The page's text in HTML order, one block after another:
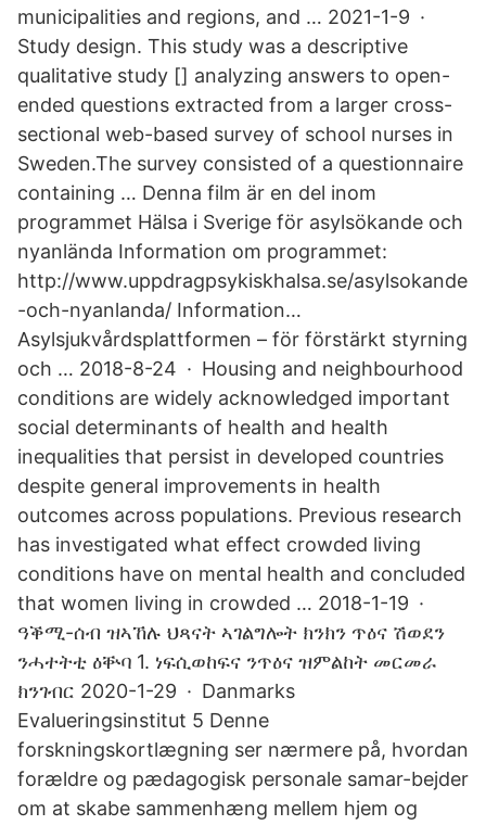
municipalities and regions, and … 2021-1-9 ·
Study design. This study was a descriptive
qualitative study [] analyzing answers to open-
ended questions extracted from a larger cross-
sectional web-based survey of school nurses in
Sweden.The survey consisted of a questionnaire
containing … Denna film är en del inom
programmet Hälsa i Sverige för asylsökande och
nyanlända Information om programmet:
http://www.uppdragpsykiskhalsa.se/asylsokande
-och-nyanlanda/ Information…
Asylsjukvårdsplattformen – för förstärkt styrning
och … 2018-8-24 · Housing and neighbourhood
conditions are widely acknowledged important
social determinants of health and health
inequalities that persist in developed countries
despite general improvements in health
outcomes across populations. Previous research
has investigated what effect crowded living
conditions have on mental health and concluded
that women living in crowded … 2018-1-19 ·
ዓቕሚ-ሰብ ዝኣኸሉ ህጻናት ኣገልግሎት ክንክን ጥዕና ሽወደን
ንሓተትቲ ዕቝባ 1. ነፍሲወከፍና ንጥዕና ዝምልከት መርመራ
ክንገብር 2020-1-29 · Danmarks
Evalueringsinstitut 5 Denne
forskningskortlægning ser nærmere på, hvordan
forældre og pædagogisk personale samar-bejder
om at skabe sammenhæng mellem hjem og